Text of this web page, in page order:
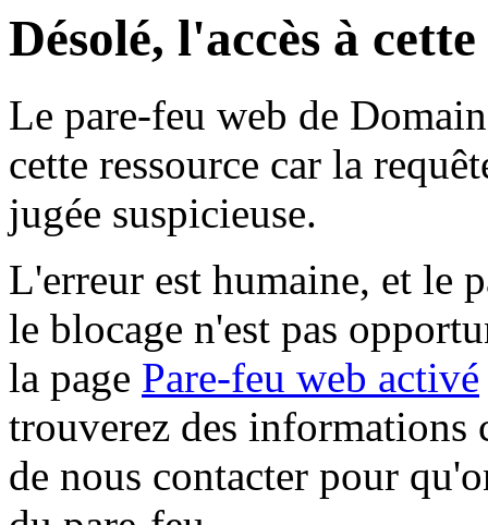
Désolé, l'accès à
Le pare-feu web de
cette ressource car la
jugée suspicieuse.
L'erreur est humaine, et le
le blocage n'est pas
la page Pare-feu web activé
trouverez des informations
de nous contacter pour